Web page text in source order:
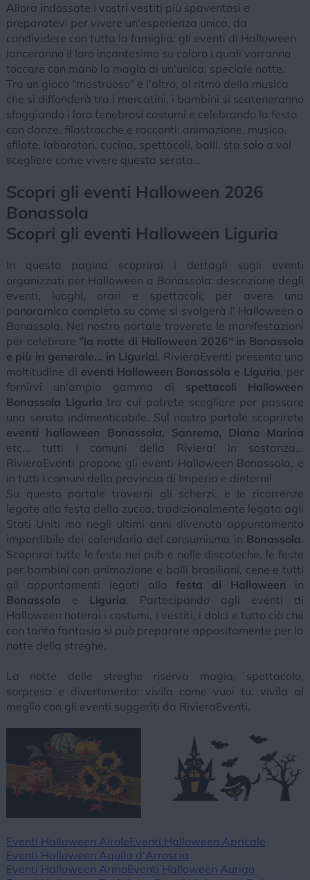
Allora indossate i vostri vestiti più spaventosi e
preparatevi per vivere un'esperienza unica, da
condividere con tutta la famiglia: gli eventi di Halloween
lanceranno il loro incantesimo su coloro i quali vorranno
toccare con mano la magia di un'unica, speciale notte.
Tra un gioco "mostruoso" e l'altro, al ritmo della musica
che si diffonderà tra i mercatini, i bambini si scateneranno
sfoggiando i loro tenebrosi costumi e celebrando la festa
con danze, filastrocche e racconti: animazione, musica,
sfilate, laboratori, cucina, spettacoli, balli, sta solo a voi
scegliere come vivere questa serata...
Scopri gli eventi Halloween 2026
Bonassola
Scopri gli eventi Halloween Liguria
In questa pagina scoprirai i dettagli sugli eventi
organizzati per Halloween a Bonassola: descrizione degli
eventi, luoghi, orari e spettacoli; per avere una
panoramica completa su come si svolgerà l' Halloween a
Bonassola. Nel nostro portale troverete le manifestazioni
per celebrare "la notte di Halloween 2026" in Bonassola
e più in generale... in Liguria!. RivieraEventi presenta una
moltitudine di eventi Halloween Bonassola e Liguria, per
fornirvi un'ampia gamma di spettacoli Halloween
Bonassola Liguria tra cui potrete scegliere per passare
una serata indimenticabile. Sul nostro portale scoprirete
eventi halloween Bonassola, Sanremo, Diano Marina
etc... tutti i comuni della Riviera! In sostanza...
RivieraEventi propone gli eventi Halloween Bonassola, e
in tutti i comuni della provincia di Imperia e dintorni!
Su questo portale troverai gli scherzi, e le ricorrenze
legate alla festa della zucca, tradizionalmente legata agli
Stati Uniti ma negli ultimi anni divenuta appuntamento
imperdibile del calendario del consumismo in Bonassola.
Scoprirai tutte le feste nei pub e nelle discoteche, le feste
per bambini con animazione e balli brasiliani, cene e tutti
gli appuntamenti legati allafesta di Halloween in
Bonassola e Liguria. Partecipando agli eventi di
Halloween noterai i costumi, i vestiti, i dolci e tutto ciò che
con tanta fantasia si può preparare appositamente per la
notte della streghe.
La notte delle streghe riserva magia, spettacolo,
sorpresa e divertimento: vivila come vuoi tu, vivila al
meglio con gli eventi suggeriti da RivieraEventi.
Eventi Halloween AiroleEventi Halloween Apricale
Eventi Halloween Aquila d'Arroscia
Eventi Halloween ArmoEventi Halloween Aurigo